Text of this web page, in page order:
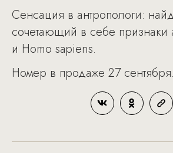
Сенсация в антропологи:
сочетающий в себе признаки
и Homo sapiens.
Номер в продаже 27 сентября.